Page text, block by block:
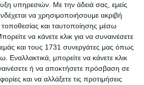
υπηρεσιών. Με την άδειά σας, εμείς
να χρησιμοποιήσουμε ακριβή
και ταυτοποίησης μέσω
να κάνετε κλικ για να συναινέσετε
και τους 1731 συνεργάτες μας όπως
Εναλλακτικά, μπορείτε να κάνετε κλικ
ή να αποκτήσετε πρόσβαση σε
και να αλλάξετε τις προτιμήσεις
λειτουργεί ως ένα
επαγγελματικής εικόνας.
γραφείο είτε σε εκθεσιακό
στην άμεση εξυπηρέτηση
διατηρώντας τον
μακριά από την